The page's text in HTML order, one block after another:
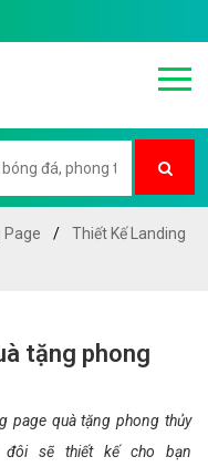
Page
Thiết Kế Landing
tặng phong
page quà tặng phong thủy
đôi sẽ thiết kế cho bạn